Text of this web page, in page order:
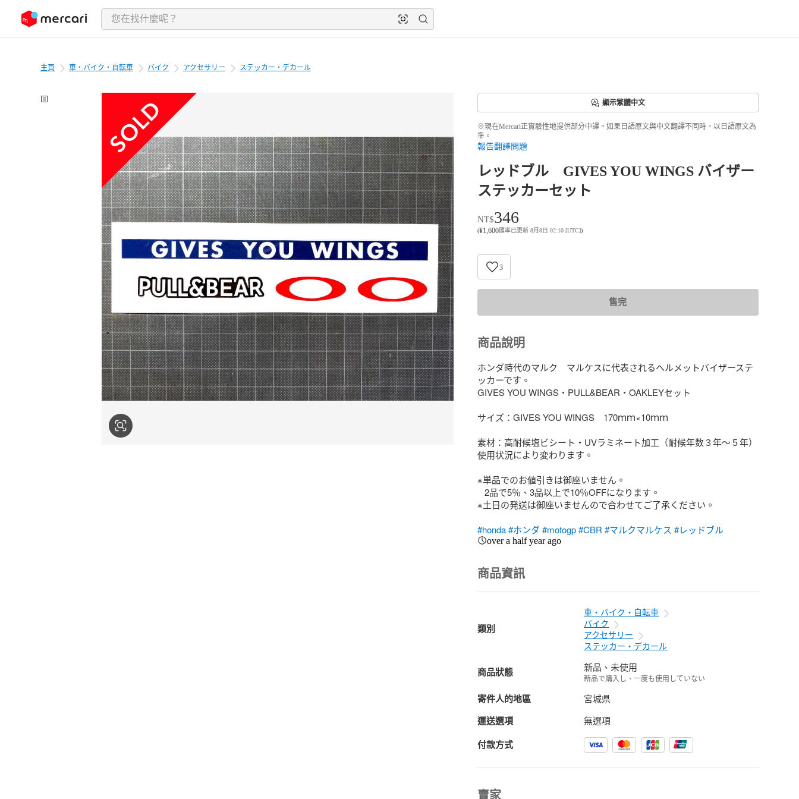
至內容
主頁 車・バイク・自転車 バイク アクセサリー ステッカー・デカール
顯示繁體中文
※現在Mercari正實驗性地提供部分中譯。如果日語原文與中文翻譯不同時，以日語原文為
準。
報告翻譯問題
レッドブル GIVES YOU WINGS バイザー
ステッカーセット
NT$346
(¥1,600匯率已更新 8月8日 02:10 [UTC])
3
售完
商品說明
ホンダ時代のマルク　マルケスに代表されるヘルメットバイザーステ
ッカーです。
GIVES YOU WINGS・PULL&BEAR・OAKLEYセット
サイズ：GIVES YOU WINGS　170ｍｍ×10ｍｍ
素材：高耐候塩ビシート・UVラミネート加工（耐候年数３年～５年）
使用状況により変わります。
※単品でのお値引きは御座いません。
※土日の発送は御座いませんので合わせてご了承ください。
#honda #ホンダ #motogp #CBR #マルクマルケス #レッドブル
over a half year ago
商品資訊
類別
車・バイク・自転車
バイク
アクセサリー
ステッカー・デカール
商品狀態 新品、未使用
新品で購入し、一度も使用していない
寄件人的地區 宮城県
運送選項 無選項
付款方式
賣家